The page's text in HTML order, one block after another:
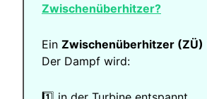
Zwischenüberhitzer?
Ein Zwischenüberhitzer (ZÜ)
Der Dampf wird: